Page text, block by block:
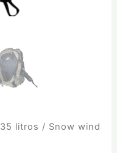
35 litros / Snow wind